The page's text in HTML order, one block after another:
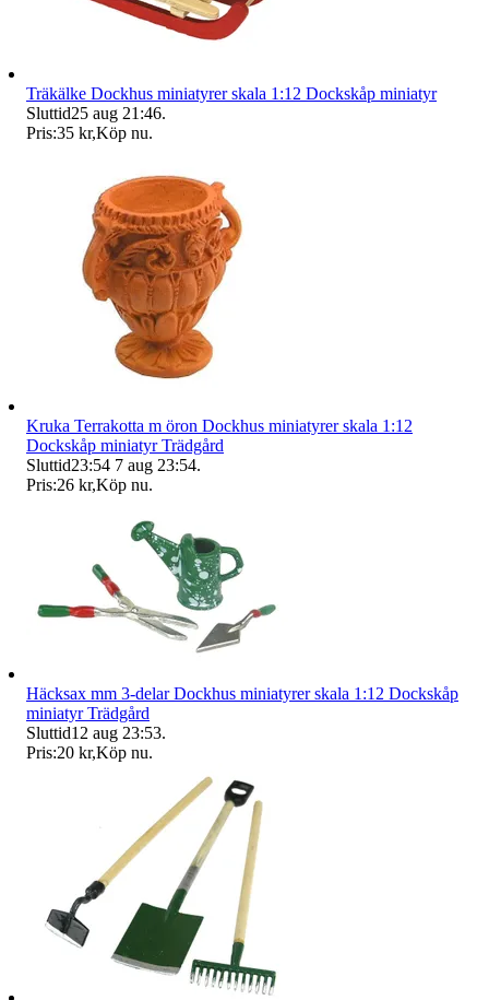
Träkälke Dockhus miniatyrer skala 1:12 Dockskåp miniatyr
Sluttid25 aug 21:46.
Pris:35 kr,Köp nu.
Kruka Terrakotta m öron Dockhus miniatyrer skala 1:12
Dockskåp miniatyr Trädgård
Sluttid23:54 7 aug 23:54.
Pris:26 kr,Köp nu.
Häcksax mm 3-delar Dockhus miniatyrer skala 1:12 Dockskåp
miniatyr Trädgård
Sluttid12 aug 23:53.
Pris:20 kr,Köp nu.